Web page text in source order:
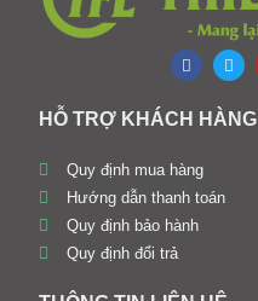
HỖ TRỢ KHÁCH HÀNG
Quy định mua hàng
Hướng dẫn thanh toán
Quy định bảo hành
Quy định đổi trả